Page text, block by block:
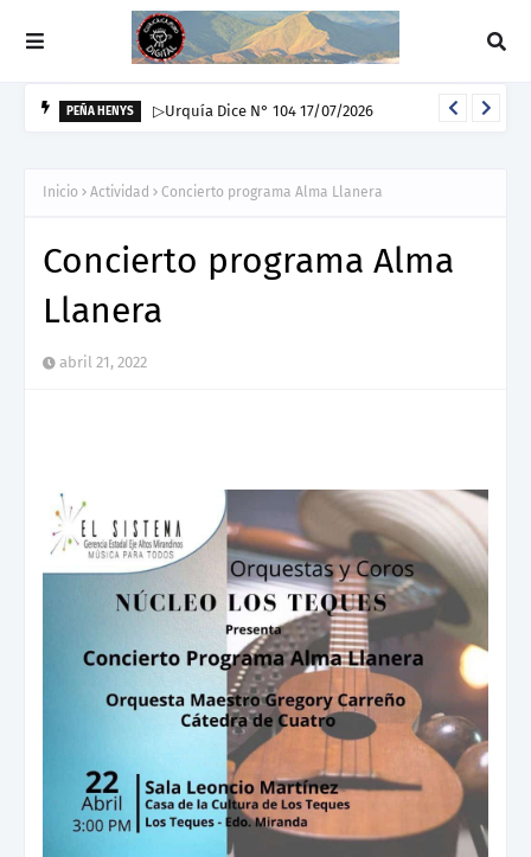
PEÑA HENYS ▷Urquía Dice N° 104 17/07/2026
Inicio Actividad Concierto programa Alma Llanera
Concierto programa Alma
Llanera
abril 21, 2022